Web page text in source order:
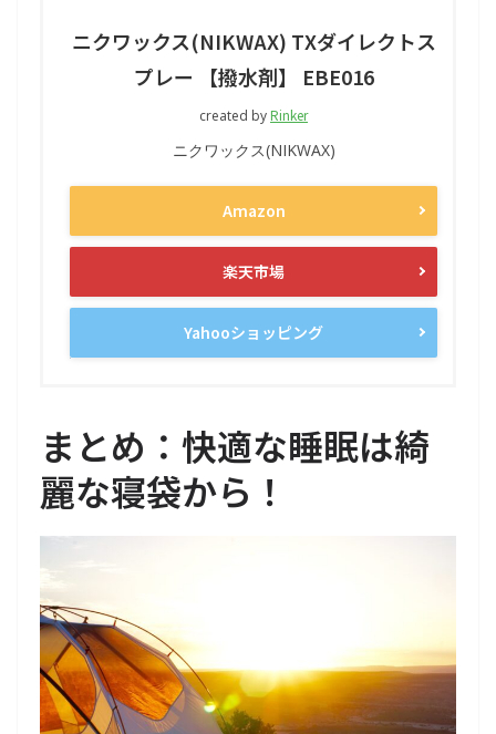
ニクワックス(NIKWAX) TXダイレクトス
プレー 【撥水剤】 EBE016
created byRinker
ニクワックス(NIKWAX)
Amazon
楽天市場
Yahooショッピング
まとめ：快適な睡眠は綺
麗な寝袋から！